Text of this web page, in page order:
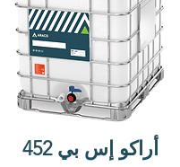
لا يحتوي ARACO SP 440
على كلوريد الكالسيوم أو
أي كلوريدات مضافة عن
قصد ولن يبدأ أو يساهم في
تآكل حديد التسليح الموجود
ARACO SP 440 يلبي
أراكو إس بي 452